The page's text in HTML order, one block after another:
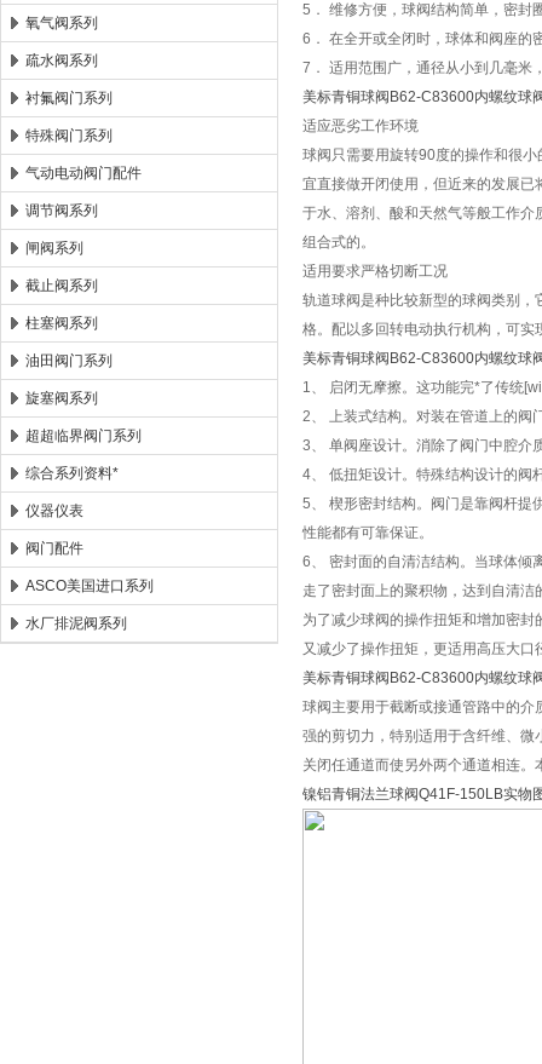
氧气阀系列
疏水阀系列
衬氟阀门系列
特殊阀门系列
气动电动阀门配件
调节阀系列
闸阀系列
截止阀系列
柱塞阀系列
油田阀门系列
旋塞阀系列
超超临界阀门系列
综合系列资料*
仪器仪表
阀门配件
ASCO美国进口系列
水厂排泥阀系列
5． 维修方便，球阀结构简单，密封
6． 在全开或全闭时，球体和阀座的
7． 适用范围广，通径从小到几毫米
美标青铜球阀B62-C83600内螺纹球
适应恶劣工作环境
球阀只需要用旋转90度的操作和很
宜直接做开闭使用，但近来的发展
于水、溶剂、酸和天然气等般工作
组合式的。
适用要求严格切断工况
轨道球阀是种比较新型的球阀类别
格。配以多回转电动执行机构，可
美标青铜球阀B62-C83600内螺纹球
1、 启闭无摩擦。这功能完*了传统
2、 上装式结构。对装在管道上的阀
3、 单阀座设计。消除了阀门中腔介
4、 低扭矩设计。特殊结构设计的阀
5、 楔形密封结构。阀门是靠阀杆提
性能都有可靠保证。
6、 密封面的自清洁结构。当球体倾
走了密封面上的聚积物，达到自清洁
为了减少球阀的操作扭矩和增加密
又减少了操作扭矩，更适用高压大口
美标青铜球阀B62-C83600内螺纹球
球阀主要用于截断或接通管路中的
强的剪切力，特别适用于含纤维、
关闭任通道而使另外两个通道相连
镍铝青铜法兰球阀Q41F-150LB实物